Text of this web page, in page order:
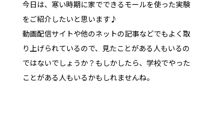
今日は、寒い時期に家でできるモールを使った実験
をご紹介したいと思います♪
動画配信サイトや他のネットの記事などでもよく取
り上げられているので、見たことがある人もいるの
ではないでしょうか？もしかしたら、学校でやった
ことがある人もいるかもしれませんね。